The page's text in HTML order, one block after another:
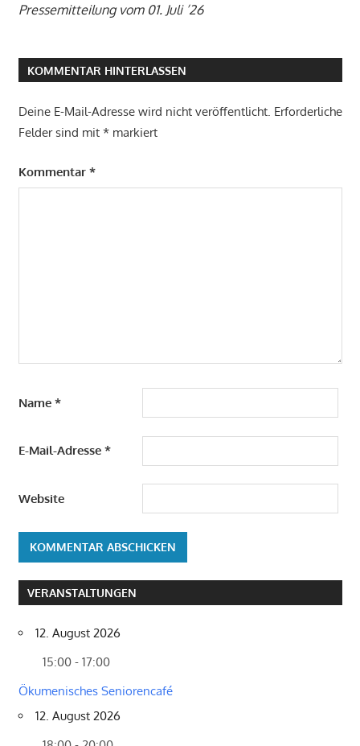
Pressemitteilung vom 01. Juli ’26
KOMMENTAR HINTERLASSEN
Deine E-Mail-Adresse wird nicht veröffentlicht. Erforderliche
Felder sind mit *markiert
Kommentar *
Name *
E-Mail-Adresse *
Website
VERANSTALTUNGEN
12. August 2026
15:00 - 17:00
Ökumenisches Seniorencafé
12. August 2026